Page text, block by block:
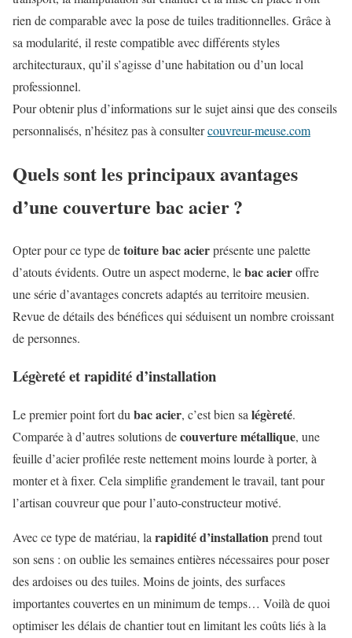
rien de comparable avec la pose de tuiles traditionnelles. Grâce à
sa modularité, il reste compatible avec différents styles
architecturaux, qu’il s’agisse d’une habitation ou d’un local
professionnel.
Pour obtenir plus d’informations sur le sujet ainsi que des conseils
personnalisés, n’hésitez pas à consultercouvreur-meuse.com
Quels sont les principaux avantages
d’une couverture bac acier ?
Opter pour ce type detoiture bac acierprésente une palette
d’atouts évidents. Outre un aspect moderne, lebac acieroffre
une série d’avantages concrets adaptés au territoire meusien.
Revue de détails des bénéfices qui séduisent un nombre croissant
de personnes.
Légèreté et rapidité d’installation
Le premier point fort du bac acier, c’est bien sa légèreté.
Comparée à d’autres solutions decouverture métallique, une
feuille d’acier profilée reste nettement moins lourde à porter, à
monter et à fixer. Cela simplifie grandement le travail, tant pour
l’artisan couvreur que pour l’auto-constructeur motivé.
Avec ce type de matériau, la rapidité d’installationprend tout
son sens : on oublie les semaines entières nécessaires pour poser
des ardoises ou des tuiles. Moins de joints, des surfaces
importantes couvertes en un minimum de temps… Voilà de quoi
optimiser les délais de chantier tout en limitant les coûts liés à la